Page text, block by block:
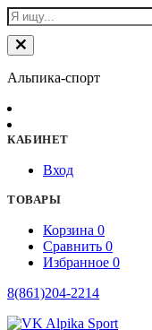
Альпика-спорт
КАБИНЕТ
Вход
ТОВАРЫ
Корзина 0
Сравнить 0
Избранное 0
8(861)204-2214